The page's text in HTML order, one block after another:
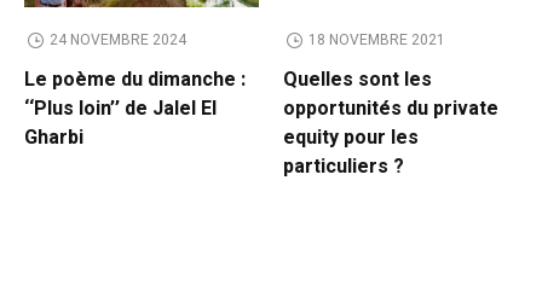
24 NOVEMBRE 2024
Le poème du dimanche :
‘‘Plus loin’’ de Jalel El
Gharbi
18 NOVEMBRE 2021
Quelles sont les
opportunités du private
equity pour les
particuliers ?